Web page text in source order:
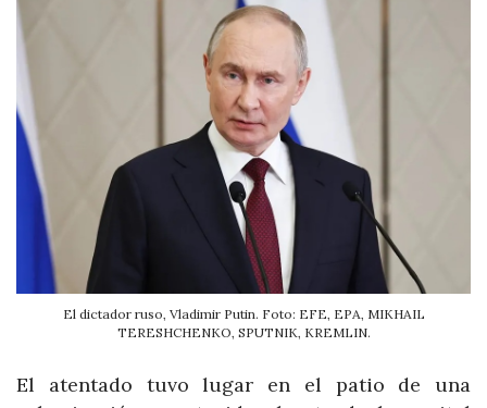
El dictador ruso, Vladimir Putin. Foto: EFE, EPA, MIKHAIL
TERESHCHENKO, SPUTNIK, KREMLIN.
El atentado tuvo lugar en el patio de una